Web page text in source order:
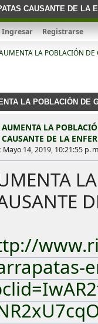
CAUSANTE DE LA
Ingresar Registrarse
LA POBLACIÓN DE
LA POBLACIÓN DE
AUMENTA LA
CAUSANTE DE LA
Mayo 14, 2019, 10:21:55 p.